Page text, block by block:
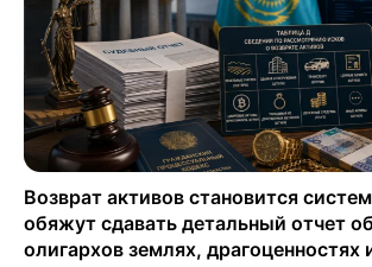
Возврат активов становится
обяжут сдавать детальный отчет
олигархов землях, драгоценностях